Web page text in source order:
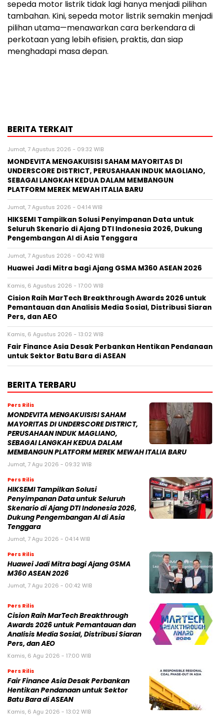
sepeda motor listrik tidak lagi hanya menjadi pilihan
tambahan. Kini, sepeda motor listrik semakin menjadi
pilihan utama—menawarkan cara berkendara di
perkotaan yang lebih efisien, praktis, dan siap
menghadapi masa depan.
BERITA TERKAIT
Jumat, 7 Agustus 2026 - 09:32 WIB
MONDEVITA MENGAKUISISI SAHAM MAYORITAS DI
UNDERSCORE DISTRICT, PERUSAHAAN INDUK MAGLIANO,
SEBAGAI LANGKAH KEDUA DALAM MEMBANGUN
PLATFORM MEREK MEWAH ITALIA BARU
Jumat, 7 Agustus 2026 - 04:14 WIB
HIKSEMI Tampilkan Solusi Penyimpanan Data untuk
Seluruh Skenario di Ajang DTI Indonesia 2026, Dukung
Pengembangan AI di Asia Tenggara
Jumat, 7 Agustus 2026 - 00:42 WIB
Huawei Jadi Mitra bagi Ajang GSMA M360 ASEAN 2026
Kamis, 6 Agustus 2026 - 17:00 WIB
Cision Raih MarTech Breakthrough Awards 2026 untuk
Pemantauan dan Analisis Media Sosial, Distribusi Siaran
Pers, dan AEO
Kamis, 6 Agustus 2026 - 13:02 WIB
Fair Finance Asia Desak Perbankan Hentikan Pendanaan
untuk Sektor Batu Bara di ASEAN
BERITA TERBARU
Pers Rilis
MONDEVITA MENGAKUISISI SAHAM
MAYORITAS DI UNDERSCORE DISTRICT,
PERUSAHAAN INDUK MAGLIANO,
SEBAGAI LANGKAH KEDUA DALAM
MEMBANGUN PLATFORM MEREK MEWAH ITALIA BARU
Jumat, 7 Agu 2026 - 09:32 WIB
Pers Rilis
HIKSEMI Tampilkan Solusi
Penyimpanan Data untuk Seluruh
Skenario di Ajang DTI Indonesia 2026,
Dukung Pengembangan AI di Asia
Tenggara
Jumat, 7 Agu 2026 - 04:14 WIB
Pers Rilis
Huawei Jadi Mitra bagi Ajang GSMA
M360 ASEAN 2026
Jumat, 7 Agu 2026 - 00:42 WIB
Pers Rilis
Cision Raih MarTech Breakthrough
Awards 2026 untuk Pemantauan dan
Analisis Media Sosial, Distribusi Siaran
Pers, dan AEO
Kamis, 6 Agu 2026 - 17:00 WIB
Pers Rilis
Fair Finance Asia Desak Perbankan
Hentikan Pendanaan untuk Sektor
Batu Bara di ASEAN
Kamis, 6 Agu 2026 - 13:02 WIB